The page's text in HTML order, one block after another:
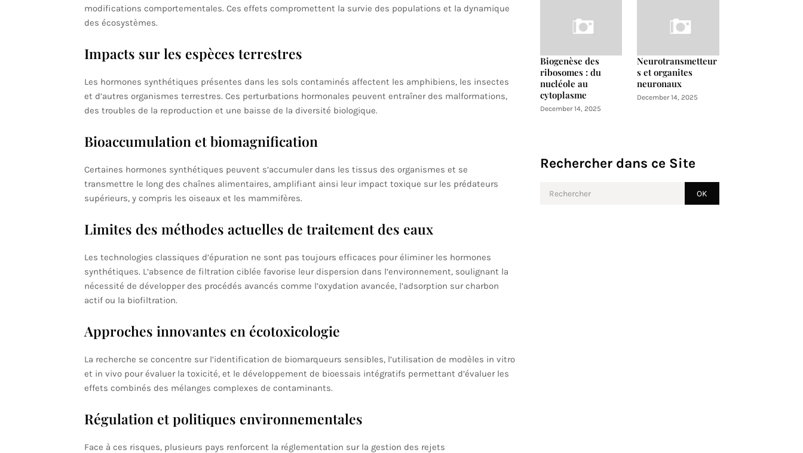
modifications comportementales. Ces effets compromettent la survie des populations et la dynamique
des écosystèmes.
Impacts sur les espèces terrestres
Les hormones synthétiques présentes dans les sols contaminés affectent les amphibiens, les insectes
et d’autres organismes terrestres. Ces perturbations hormonales peuvent entraîner des malformations,
des troubles de la reproduction et une baisse de la diversité biologique.
Bioaccumulation et biomagnification
Certaines hormones synthétiques peuvent s’accumuler dans les tissus des organismes et se
transmettre le long des chaînes alimentaires, amplifiant ainsi leur impact toxique sur les prédateurs
supérieurs, y compris les oiseaux et les mammifères.
Limites des méthodes actuelles de traitement des eaux
Les technologies classiques d’épuration ne sont pas toujours efficaces pour éliminer les hormones
synthétiques. L’absence de filtration ciblée favorise leur dispersion dans l’environnement, soulignant la
nécessité de développer des procédés avancés comme l’oxydation avancée, l’adsorption sur charbon
actif ou la biofiltration.
Approches innovantes en écotoxicologie
La recherche se concentre sur l’identification de biomarqueurs sensibles, l’utilisation de modèles in vitro
et in vivo pour évaluer la toxicité, et le développement de bioessais intégratifs permettant d’évaluer les
effets combinés des mélanges complexes de contaminants.
Régulation et politiques environnementales
Face à ces risques, plusieurs pays renforcent la réglementation sur la gestion des rejets
Biogenèse des
ribosomes : du
nucléole au
cytoplasme
December 14, 2025
Neurotransmetteur
s et organites
neuronaux
December 14, 2025
Rechercher dans ce Site